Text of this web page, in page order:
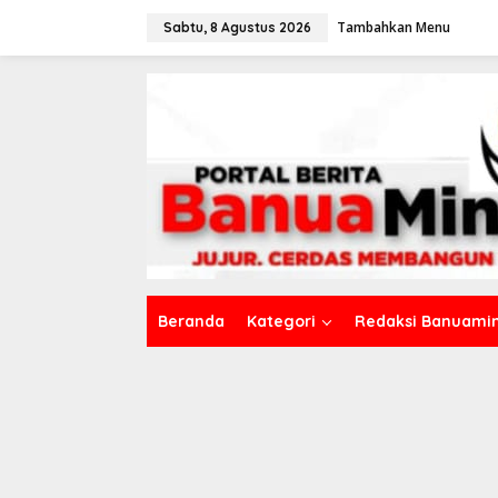
Sabtu, 8 Agustus 2026 Tambahkan Menu
Beranda Kategori Redaksi